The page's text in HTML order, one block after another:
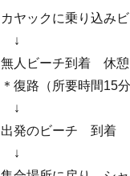
カヤックに乗り込み
↓
無人ビーチ到着 休憩
＊復路（所要時間15分
↓
出発のビーチ 到着
↓